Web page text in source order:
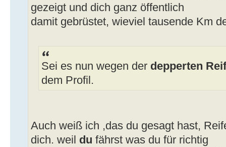
gezeigt und dich ganz öffentlich
damit gebrüstet, wieviel tausende Km
Sei es nun wegen der depperten
dem Profil.
Auch weiß ich ,das du gesagt hast,
dich. weil du fährst was du für richtig